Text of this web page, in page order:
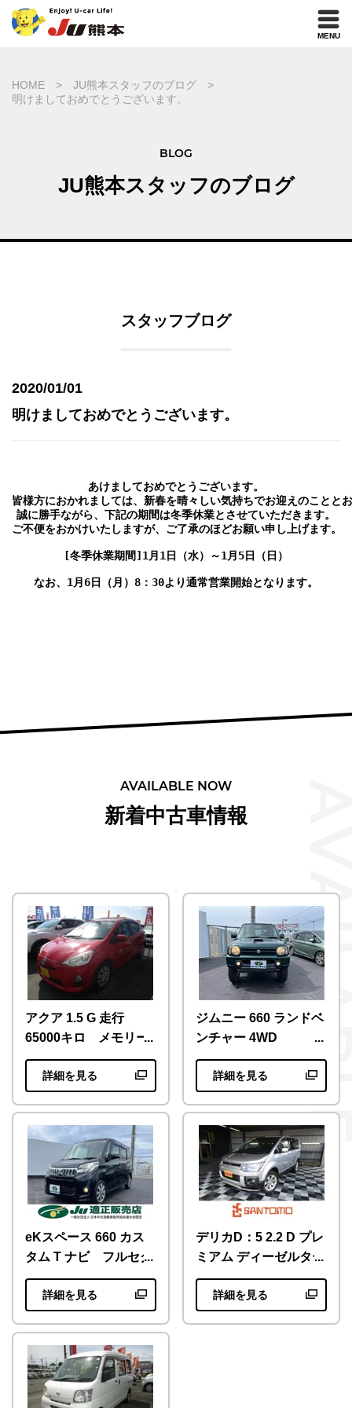
MENU
HOME
JU熊本スタッフのブログ
明けましておめでとうございます。
BLOG
JU熊本スタッフのブログ
スタッフブログ
2020/01/01
明けましておめでとうございます。
あけましておめでとうございます。
皆様方におかれましては、新春を晴々しい気持ちでお迎えのことと
誠に勝手ながら、下記の期間は冬季休業とさせていただきます。
ご不便をおかけいたしますが、ご了承のほどお願い申し上げます。
[冬季休業期間]1月1日（水）～1月5日（日）
なお、1月6日（月）8：30より通常営業開始となります。
AVAILABLE NOW
新着中古車情報
アクア 1.5 G 走行
65000キロ メモリー
ナビテレビ
詳細を見る
ジムニー 660 ランドベ
ンチャー 4WD
詳細を見る
eKスペース 660 カス
タム T ナビ フルセグ
TV CD DVD バッ
クカメラ…
詳細を見る
デリカD：5 2.2 D プレ
ミアム ディーゼルター
ボ 4WD ディーゼルタ
ーボ 4WD
詳細を見る